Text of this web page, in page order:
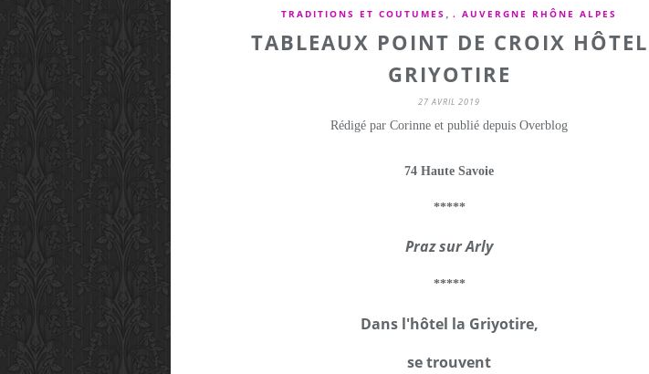
TRADITIONS ET COUTUMES . AUVERGNE RHÔNE ALPES
TABLEAUX POINT DE CROIX HÔTEL
GRIYOTIRE
27 AVRIL 2019
Rédigé par Corinne et publié depuis Overblog
74 Haute Savoie
*****
Praz sur Arly
*****
Dans l'hôtel la Griyotire,
se trouvent